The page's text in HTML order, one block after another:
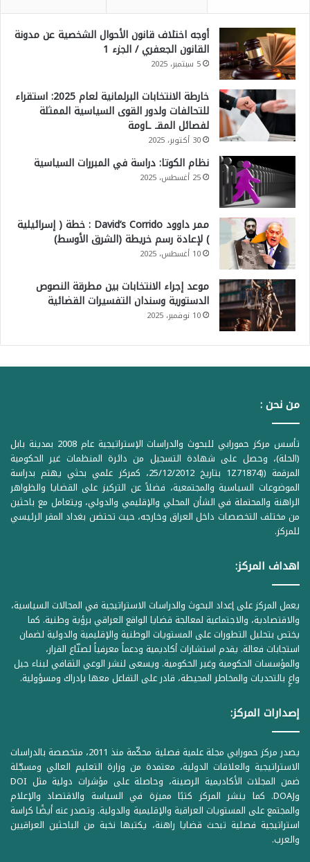
أوجه اختلاف قانون الأحوال الشخصية عن مدونة
القانون الجعفري / الجزء 1
5 سبتمبر، 2025
خارطة الانتخابات البرلمانية لعام 2025: استقراء
للتحالفات ولدور القوى السياسية الممثلة
لفصائل المقـ ـاومة
30 أكتوبر، 2025
نظام الكوتا: دراسة في المبررات السياسية
25 أغسطس، 2025
ممر داوود David’s Corrido : خطة ( إسرائيلية
) لإعادة رسم خريطة (الشرق الأوسط)
10 أغسطس، 2025
موعد إجراء الانتخابات بين مطرقة النصوص
الدستورية وسندان التفسيرات القضائية
10 نوفمبر، 2025
من نحن :
تأسس مركز حمورابي للبحوث والدراسات الإستراتيجية عام 2008 بمدينة بابل
(الحلة)، وحصل على شهادة التسجيل من دائرة المنظمات غير الحكومية
المرقمة ((1Z71874 بتاريخ 25/12/2012، كمركز علمي بحثي يهتم بدراسة
الموضوعات السياسية والمجتمعية، فضلاً عن التركيز على القضايا والظواهر
الراهنة والمحتملة في الشأن المحلي والإقليمي والدولي، ويتعامل مع باحثين
من مختلف التخصصات داخل العراق وخارجه، حيث تحتضن بغداد المقر الرئيسي
للمركز.
اهداف المركز:
يعمل المركز على إعداد البحوث والدراسات الاستراتيجية في المجالات السياسية،
والاقتصادية، والاجتماعية لمعالجة قضايا الواقع العراقي برؤية وطنية. كما
يختص بتحليل التطورات على المستويات الوطنية والإقليمية والدولية لضمان
استجابات فعالة. يقدم استشارات أكاديمية ودعماً معرفياً لصنّاع القرار،
والمؤسسات الحكومية وغير الحكومية. ويسعى لنشر الوعي الثقافي لبناء جيل
واعٍ بالتحديات والمخاطر المحيطة، قادر على التفاعل معها بإدراك ومسؤولية.
إصدارات المركز:
يصدر مركز حمورابي مجلة علمية فصلية محكّمة منذ 2011، متخصصة بالدراسات
الاستراتيجية والعلاقات الدولية، معتمدة من وزارة التعليم العالي ومسجّلة
ضمن المجلات الأكاديمية الرصينة، وحاصلة على مؤشرات دولية مثل DOI
وDOAJ. كما ينشر المركز كتبًا مميزة في السياسة والاقتصاد والإعلام
والمجتمع على المستويات العراقية والإقليمية والدولية. وتصدر عنه أيضًا كراسة
استراتيجية فصلية تبحث قضايا راهنة، يكتبها نخبة من الباحثين العراقيين
والعرب.